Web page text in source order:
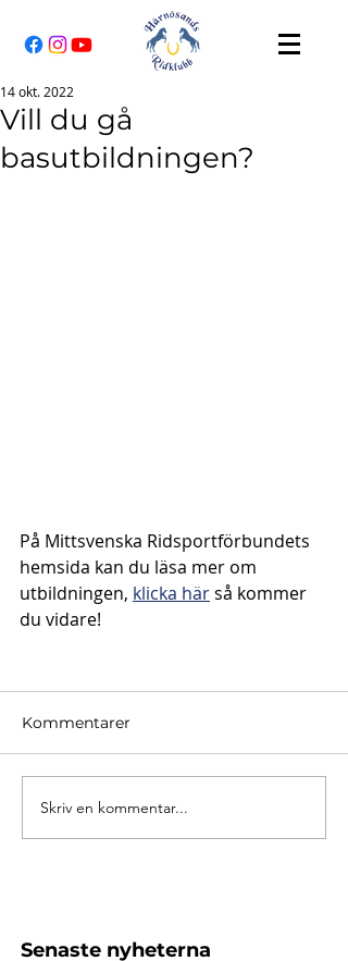
Vill du gå
basutbildningen?
14 okt. 2022
På Mittsvenska Ridsportförbundets
hemsida kan du läsa mer om
utbildningen, klicka här så kommer
du vidare!
Kommentarer
Skriv en kommentar...
Senaste nyheterna